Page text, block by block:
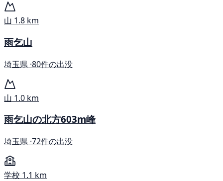
山 1.8 km
雨乞山
埼玉県 ·80件の出没
山 1.0 km
雨乞山の北方603m峰
埼玉県 ·72件の出没
学校 1.1 km